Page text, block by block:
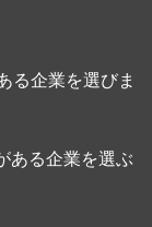
る企業を選びま
ある企業を選ぶ